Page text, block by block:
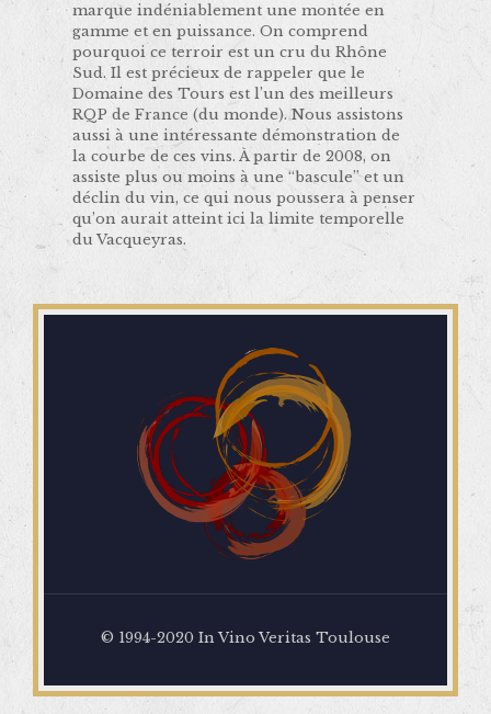
marque indéniablement une montée en
gamme et en puissance. On comprend
pourquoi ce terroir est un cru du Rhône
Sud. Il est précieux de rappeler que le
Domaine des Tours est l’un des meilleurs
RQP de France (du monde). Nous assistons
aussi à une intéressante démonstration de
la courbe de ces vins. À partir de 2008, on
assiste plus ou moins à une “bascule” et un
déclin du vin, ce qui nous poussera à penser
qu’on aurait atteint ici la limite temporelle
du Vacqueyras.
© 1994-2020 In Vino Veritas Toulouse